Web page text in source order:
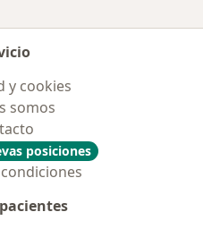
y cookies
somos
posiciones